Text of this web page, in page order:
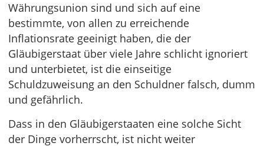
Währungsunion sind und sich auf eine
bestimmte, von allen zu erreichende
Inflationsrate geeinigt haben, die der
Gläubigerstaat über viele Jahre schlicht ignoriert
und unterbietet, ist die einseitige
Schuldzuweisung an den Schuldner falsch, dumm
und gefährlich.
Dass in den Gläubigerstaaten eine solche Sicht
der Dinge vorherrscht, ist nicht weiter